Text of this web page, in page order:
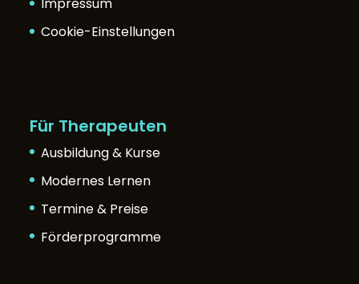
Cookie-Einstellungen
Für Therapeuten
Ausbildung & Kurse
Modernes Lernen
Termine & Preise
Förderprogramme